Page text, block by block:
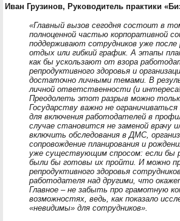
Иван Грузинов, Руководитель практики
«Главный вызов сегодня состоит в
полноценной частью корпоративной
поддерживают сотрудников уже
отдых или гибкий график. А этапы
как бы ускользают от взора
репродуктивного здоровья и
достаточно личными темами. В
личной ответственности (и
Преодолеть этот разрыв можно
Государству важно не
для включения работодателей в
случае становится не заменой врачу
включить обследования в ДМС,
сопровождение планирования и
уже существующим спросом: если бы
были бы готовы их пройти. И можно
репродуктивного здоровья
работодателя над другими, что
Главное – не забыть про грамотную
возможностях, ведь, как показало
«невидимы» для сотрудников».